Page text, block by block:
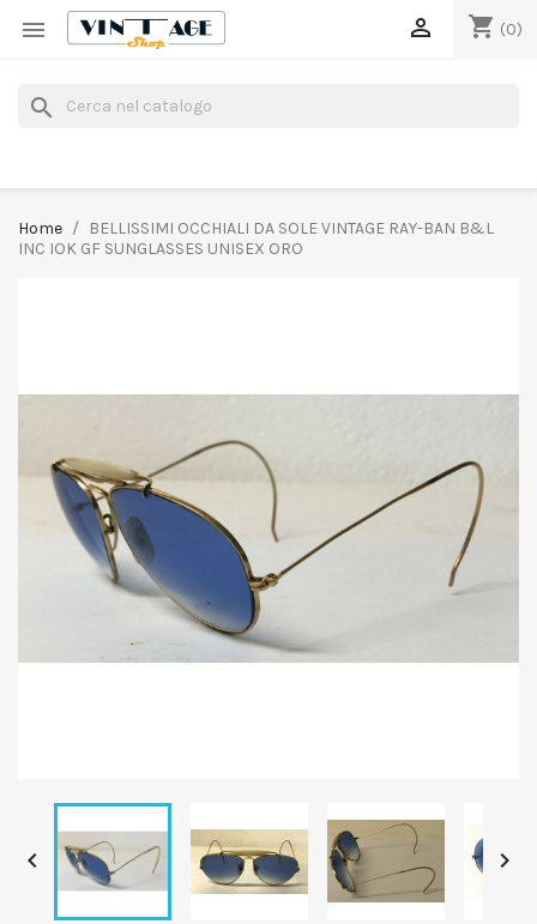
 shopping_cart (0)

search
Home
BELLISSIMI OCCHIALI DA SOLE VINTAGE RAY-BAN B&L
INC IOK GF SUNGLASSES UNISEX ORO
 